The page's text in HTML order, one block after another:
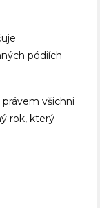
pódiích
všichni
rok, který